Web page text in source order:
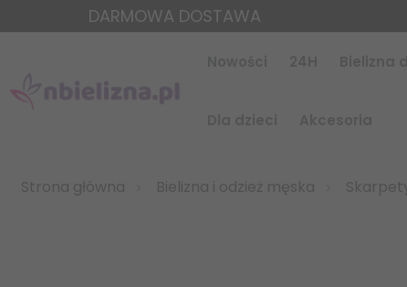
DARMOWA DOSTAWA
Strona główna Bielizna i odzież męska